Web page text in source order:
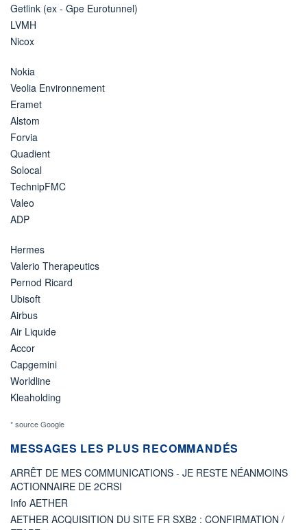
Getlink (ex - Gpe Eurotunnel)
LVMH
Nicox
Nokia
Veolia Environnement
Eramet
Alstom
Forvia
Quadient
Solocal
TechnipFMC
Valeo
ADP
Hermes
Valerio Therapeutics
Pernod Ricard
Ubisoft
Airbus
Air Liquide
Accor
Capgemini
Worldline
Kleaholding
* source Google
MESSAGES LES PLUS RECOMMANDÉS
ARRÊT DE MES COMMUNICATIONS - JE RESTE NÉANMOINS
ACTIONNAIRE DE 2CRSI
Info AETHER
AETHER ACQUISITION DU SITE FR SXB2 : CONFIRMATION /